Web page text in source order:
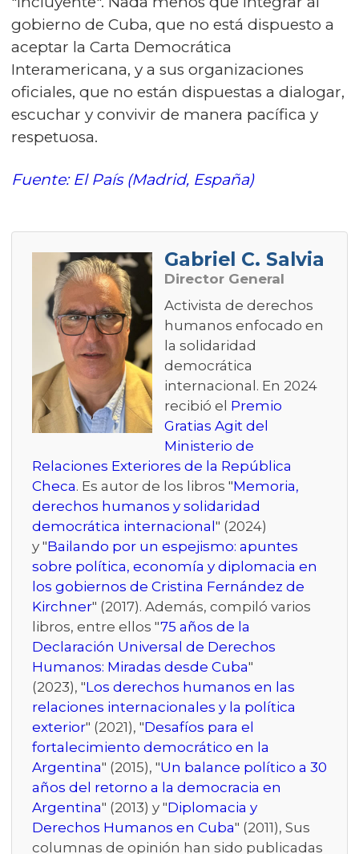
gobierno de Cuba, que no está dispuesto a
aceptar la Carta Democrática
Interamericana, y a sus organizaciones
oficiales, que no están dispuestas a dialogar,
escuchar y convivir de manera pacífica y
respetuosa.
Fuente: El País (Madrid, España)
Gabriel C. Salvia
Director General
Activista de derechos
humanos enfocado en
la solidaridad
democrática
internacional. En 2024
recibió el Premio
Gratias Agit del
Ministerio de
Relaciones Exteriores de la República
Checa. Es autor de los libros "Memoria,
derechos humanos y solidaridad
democrática internacional " (2024)
y "Bailando por un espejismo: apuntes
sobre política, economía y diplomacia en
los gobiernos de Cristina Fernández de
Kirchner" (2017). Además, compiló varios
libros, entre ellos "75 años de la
Declaración Universal de Derechos
Humanos: Miradas desde Cuba"
(2023), "Los derechos humanos en las
relaciones internacionales y la política
exterior" (2021), "Desafíos para el
fortalecimiento democrático en la
Argentina" (2015), "Un balance político a 30
años del retorno a la democracia en
Argentina" (2013) y "Diplomacia y
Derechos Humanos en Cuba" (2011), Sus
columnas de opinión han sido publicadas